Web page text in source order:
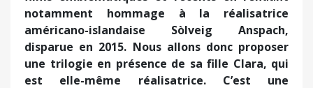
notamment hommage à la réalisatrice
américano-islandaise Sòlveig Anspach,
disparue en 2015. Nous allons donc proposer
une trilogie en présence de sa fille Clara, qui
est elle-même réalisatrice. C’est une